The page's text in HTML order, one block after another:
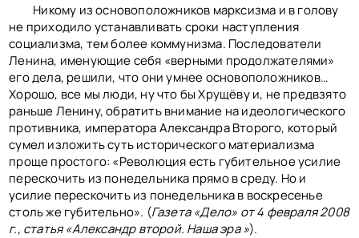
Никому из основоположников марксизма и в голову
не приходило устанавливать сроки наступления
социализма, тем более коммунизма. Последователи
Ленина, именующие себя «верными продолжателями»
его дела, решили, что они умнее основоположников…
Хорошо, все мы люди, ну что бы Хрущёву и, не предвзято
раньше Ленину, обратить внимание на идеологического
противника, императора Александра Второго, который
сумел изложить суть исторического материализма
проще простого: «Революция есть губительное усилие
перескочить из понедельника прямо в среду. Но и
усилие перескочить из понедельника в воскресенье
столь же губительно». (Газета «Дело» от 4 февраля 2008
г., статья «Александр второй. Наша эра »).